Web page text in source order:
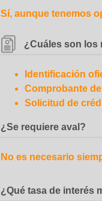
Sí, aunque tenemos
¿Cuáles son los
Identificación
Comprobante
Solicitud de
¿Se requiere aval?
No es necesario
¿Qué tasa de interés